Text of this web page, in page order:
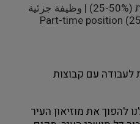
משרה חלקית (25-50%) | وظيفة جزئية
אנחנו מחפשות מדריכים.ות לעבודה עם קבוצות